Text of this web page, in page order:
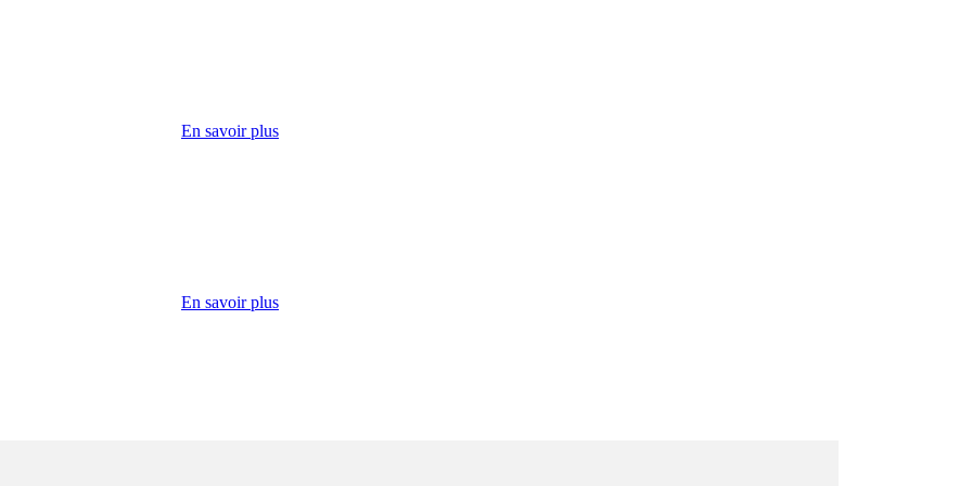
En savoir plus
En savoir plus